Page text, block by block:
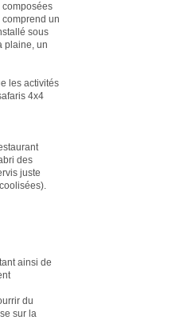
composées
un
sous
plaine, un
les activités
4x4
des
juste
ainsi de
du
sur la